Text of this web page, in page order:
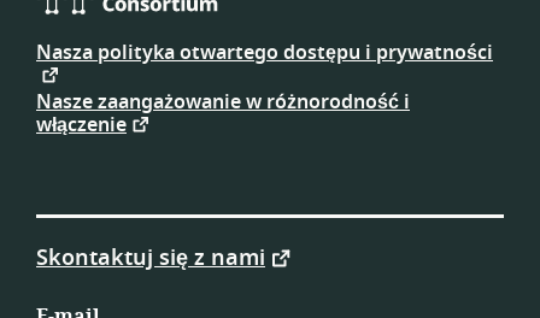
Platform
Cooperativism
Consortium
Nasza polityka otwartego dostępu i prywatności
Nasze zaangażowanie w różnorodność i
włączenie
Skontaktuj się z nami